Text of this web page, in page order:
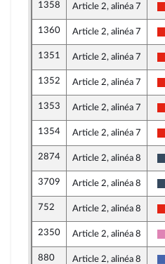
1358 Article 2, alinéa 7
1360 Article 2, alinéa 7
1351 Article 2, alinéa 7
1352 Article 2, alinéa 7
1353 Article 2, alinéa 7
1354 Article 2, alinéa 7
2874 Article 2, alinéa 8
3709 Article 2, alinéa 8
752 Article 2, alinéa 8
2350 Article 2, alinéa 8
880 Article 2, alinéa 8